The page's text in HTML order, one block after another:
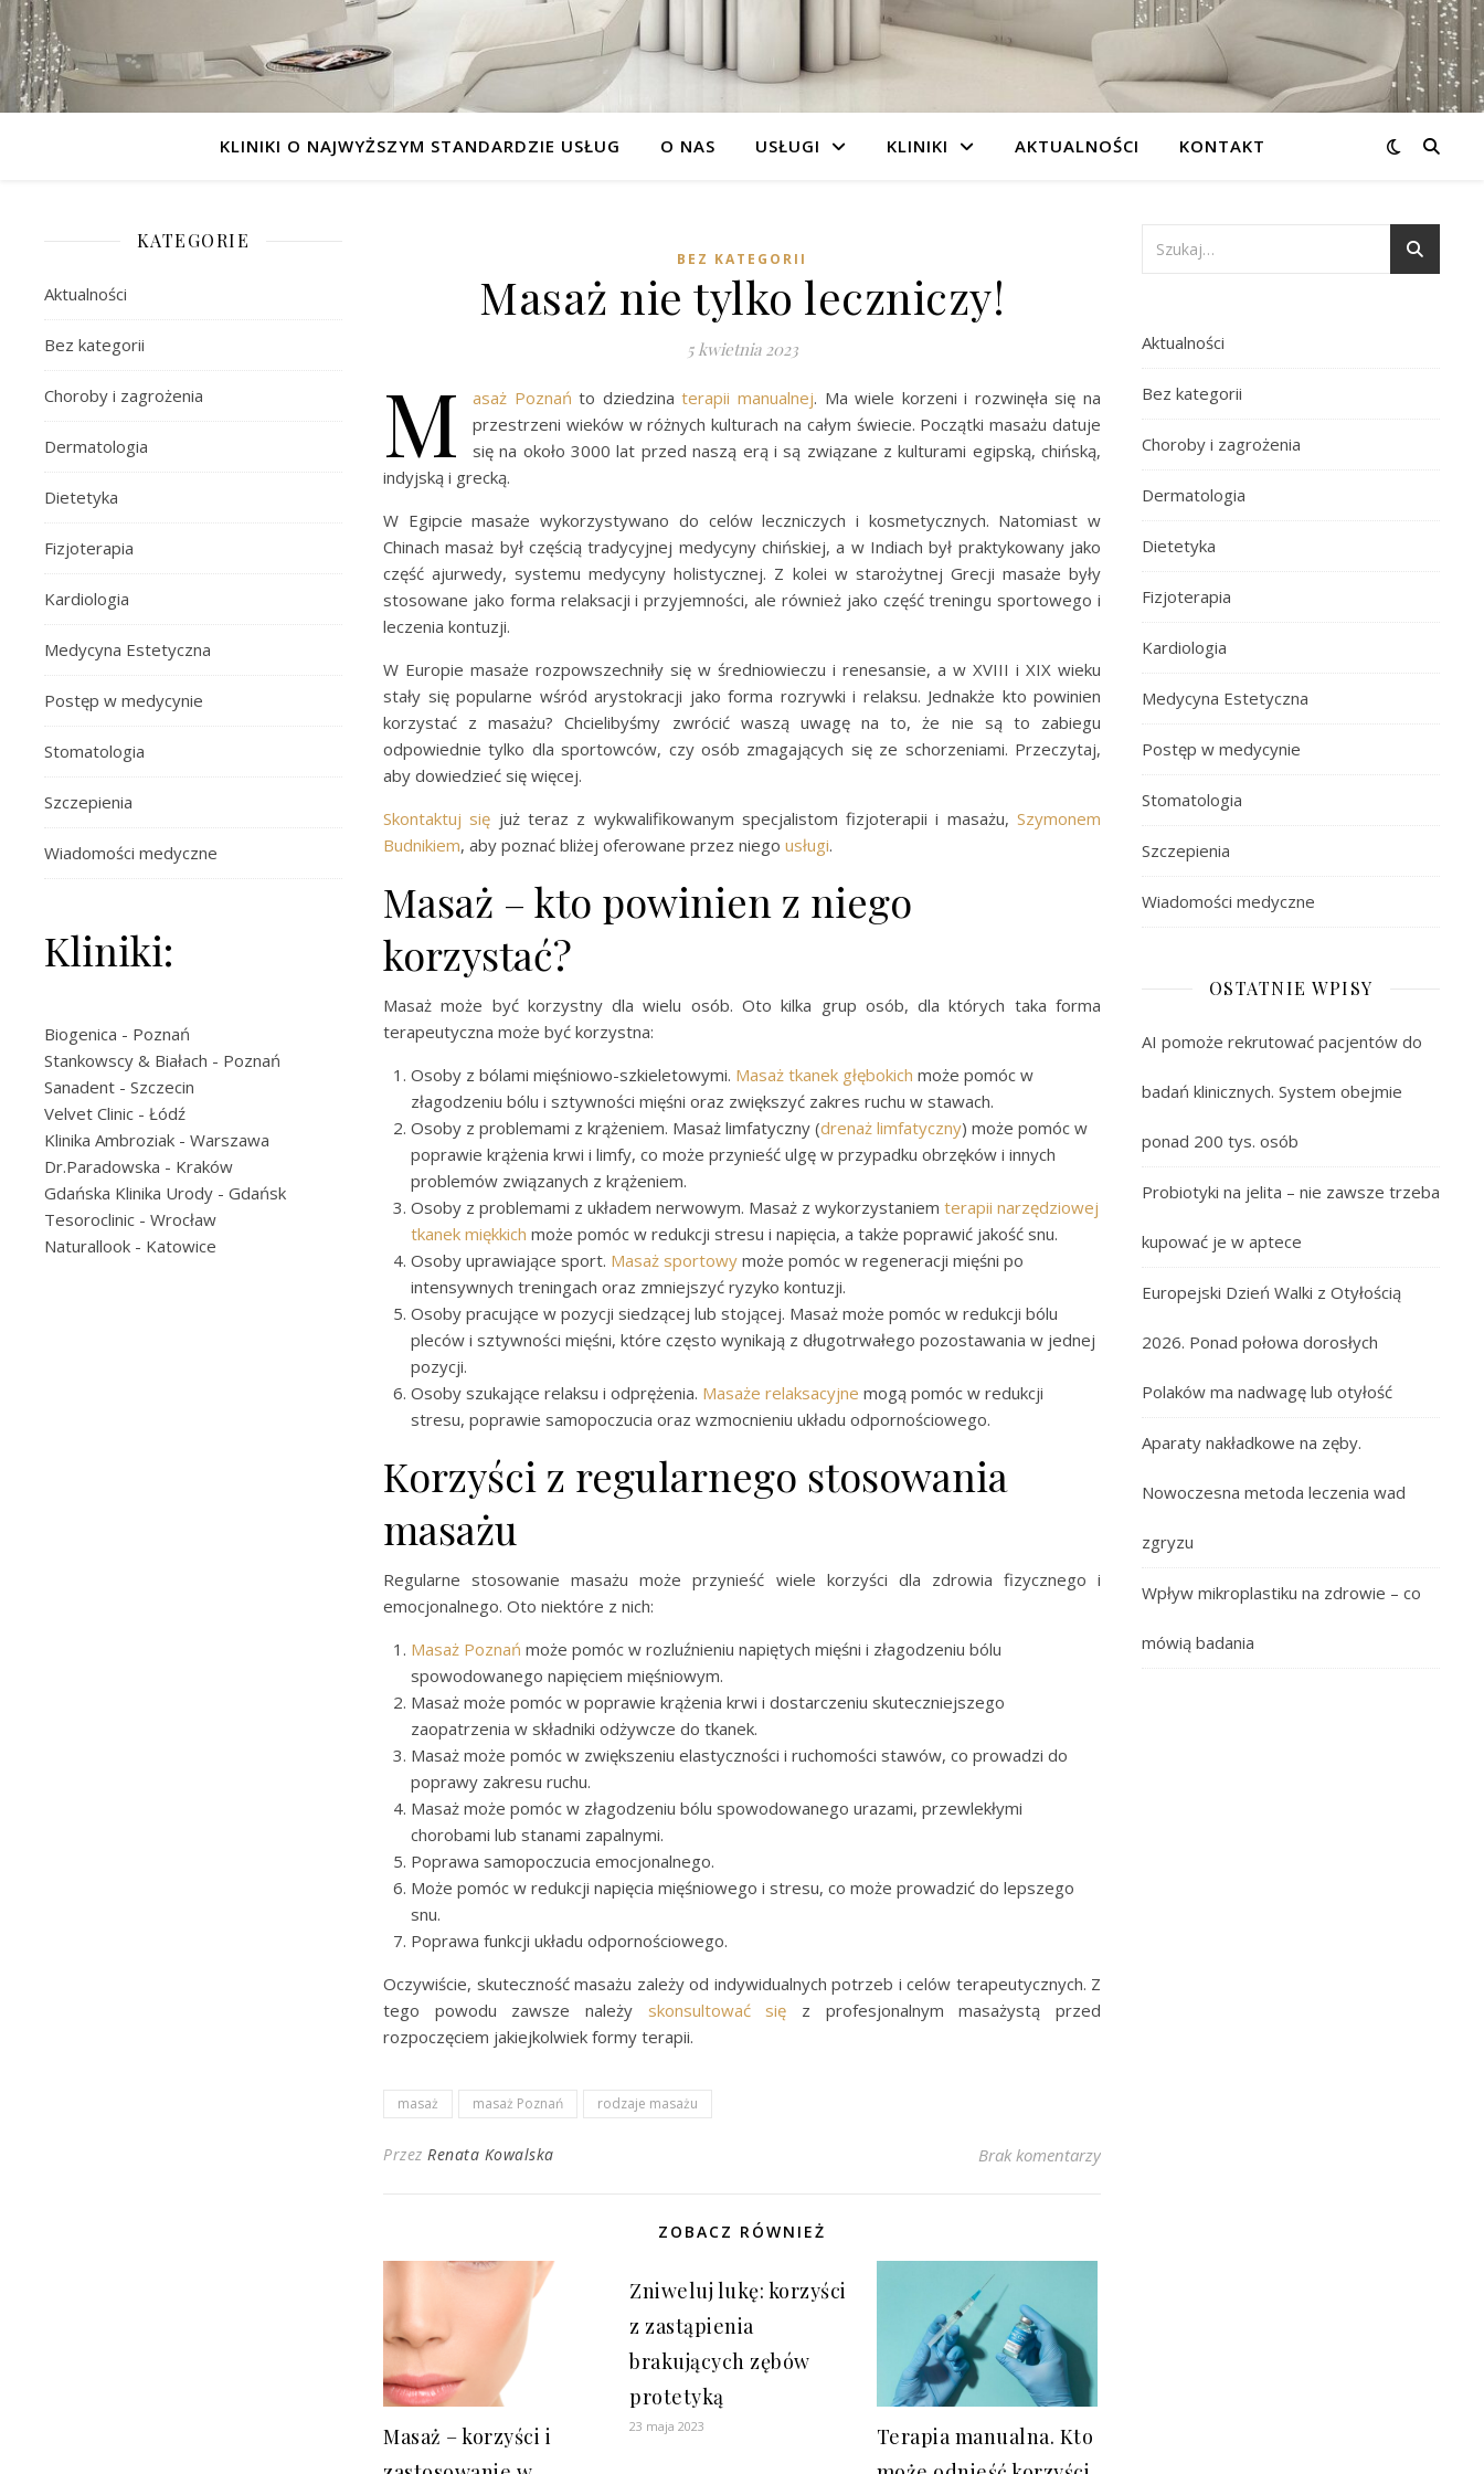
KLINIKI O NAJWYŻSZYM STANDARDZIE USŁUG O NAS USŁUGI KLINIKI AKTUALNOŚCI KONTAKT
KATEGORIE
Aktualności
Bez kategorii
Choroby i zagrożenia
Dermatologia
Dietetyka
Fizjoterapia
Kardiologia
Medycyna Estetyczna
Postęp w medycynie
Stomatologia
Szczepienia
Wiadomości medyczne
Kliniki:
Biogenica - Poznań
Stankowscy & Białach - Poznań
Sanadent - Szczecin
Velvet Clinic - Łódź
Klinika Ambroziak - Warszawa
Dr.Paradowska - Kraków
Gdańska Klinika Urody - Gdańsk
Tesoroclinic - Wrocław
Naturallook - Katowice
BEZ KATEGORII
Masaż nie tylko leczniczy!
5 kwietnia 2023
M asaż Poznań to dziedzinaterapii manualnej. Ma wiele korzeni i rozwinęła się na
przestrzeni wieków w różnych kulturach na całym świecie. Początki masażu datuje
się na około 3000 lat przed naszą erą i są związane z kulturami egipską, chińską,
indyjską i grecką.
W Egipcie masaże wykorzystywano do celów leczniczych i kosmetycznych. Natomiast w
Chinach masaż był częścią tradycyjnej medycyny chińskiej, a w Indiach był praktykowany jako
część ajurwedy, systemu medycyny holistycznej. Z kolei w starożytnej Grecji masaże były
stosowane jako forma relaksacji i przyjemności, ale również jako część treningu sportowego i
leczenia kontuzji.
W Europie masaże rozpowszechniły się w średniowieczu i renesansie, a w XVIII i XIX wieku
stały się popularne wśród arystokracji jako forma rozrywki i relaksu. Jednakże kto powinien
korzystać z masażu? Chcielibyśmy zwrócić waszą uwagę na to, że nie są to zabiegu
odpowiednie tylko dla sportowców, czy osób zmagających się ze schorzeniami. Przeczytaj,
aby dowiedzieć się więcej.
Skontaktuj się już teraz z wykwalifikowanym specjalistom fizjoterapii i masażu,Szymonem
Budnikiem, aby poznać bliżej oferowane przez niego usługi.
Masaż – kto powinien z niego
korzystać?
Masaż może być korzystny dla wielu osób. Oto kilka grup osób, dla których taka forma
terapeutyczna może być korzystna:
Osoby z bólami mięśniowo-szkieletowymi. Masaż tkanek głębokich może pomóc w
złagodzeniu bólu i sztywności mięśni oraz zwiększyć zakres ruchu w stawach.
Osoby z problemami z krążeniem. Masaż limfatyczny (drenaż limfatyczny) może pomóc w
poprawie krążenia krwi i limfy, co może przynieść ulgę w przypadku obrzęków i innych
problemów związanych z krążeniem.
Osoby z problemami z układem nerwowym. Masaż z wykorzystaniem terapii narzędziowej
tkanek miękkich może pomóc w redukcji stresu i napięcia, a także poprawić jakość snu.
Osoby uprawiające sport. Masaż sportowy może pomóc w regeneracji mięśni po
intensywnych treningach oraz zmniejszyć ryzyko kontuzji.
Osoby pracujące w pozycji siedzącej lub stojącej. Masaż może pomóc w redukcji bólu
pleców i sztywności mięśni, które często wynikają z długotrwałego pozostawania w jednej
pozycji.
Osoby szukające relaksu i odprężenia. Masaże relaksacyjne mogą pomóc w redukcji
stresu, poprawie samopoczucia oraz wzmocnieniu układu odpornościowego.
Korzyści z regularnego stosowania
masażu
Regularne stosowanie masażu może przynieść wiele korzyści dla zdrowia fizycznego i
emocjonalnego. Oto niektóre z nich:
Masaż Poznań może pomóc w rozluźnieniu napiętych mięśni i złagodzeniu bólu
spowodowanego napięciem mięśniowym.
Masaż może pomóc w poprawie krążenia krwi i dostarczeniu skuteczniejszego
zaopatrzenia w składniki odżywcze do tkanek.
Masaż może pomóc w zwiększeniu elastyczności i ruchomości stawów, co prowadzi do
poprawy zakresu ruchu.
Masaż może pomóc w złagodzeniu bólu spowodowanego urazami, przewlekłymi
chorobami lub stanami zapalnymi.
Poprawa samopoczucia emocjonalnego.
Może pomóc w redukcji napięcia mięśniowego i stresu, co może prowadzić do lepszego
snu.
Poprawa funkcji układu odpornościowego.
Oczywiście, skuteczność masażu zależy od indywidualnych potrzeb i celów terapeutycznych. Z
tego powodu zawsze należy skonsultować się z profesjonalnym masażystą przed
rozpoczęciem jakiejkolwiek formy terapii.
masaż masaż Poznań rodzaje masażu
Przez Renata Kowalska Brak komentarzy
ZOBACZ RÓWNIEŻ
Masaż – korzyści i
Zniweluj lukę: korzyści
z zastąpienia
brakujących zębów
protetyką
23 maja 2023
Terapia manualna. Kto
Aktualności
Bez kategorii
Choroby i zagrożenia
Dermatologia
Dietetyka
Fizjoterapia
Kardiologia
Medycyna Estetyczna
Postęp w medycynie
Stomatologia
Szczepienia
Wiadomości medyczne
OSTATNIE WPISY
AI pomoże rekrutować pacjentów do
badań klinicznych. System obejmie
ponad 200 tys. osób
Probiotyki na jelita – nie zawsze trzeba
kupować je w aptece
Europejski Dzień Walki z Otyłością
2026. Ponad połowa dorosłych
Polaków ma nadwagę lub otyłość
Aparaty nakładkowe na zęby.
Nowoczesna metoda leczenia wad
zgryzu
Wpływ mikroplastiku na zdrowie – co
mówią badania